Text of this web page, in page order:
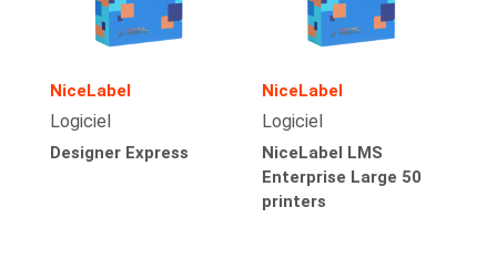
NiceLabel
Logiciel
Designer Express
NiceLabel
Logiciel
NiceLabel LMS
Enterprise Large 50
printers